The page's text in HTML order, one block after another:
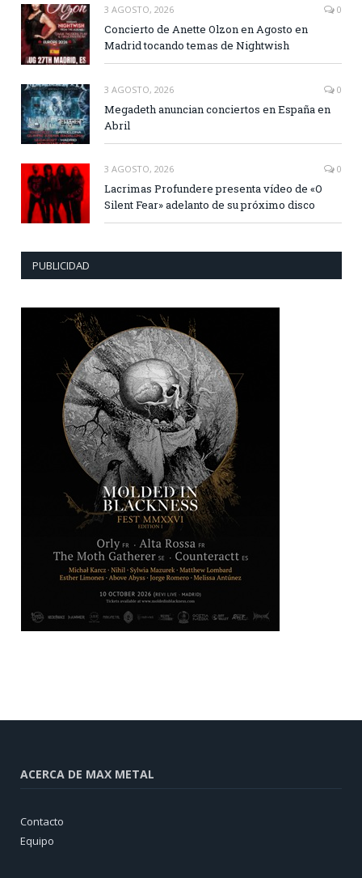
3 AGOSTO, 2026 0
Concierto de Anette Olzon en Agosto en
Madrid tocando temas de Nightwish
3 AGOSTO, 2026 0
Megadeth anuncian conciertos en España en
Abril
3 AGOSTO, 2026 0
Lacrimas Profundere presenta vídeo de «O
Silent Fear» adelanto de su próximo disco
PUBLICIDAD
ACERCA DE MAX METAL
Contacto
Equipo